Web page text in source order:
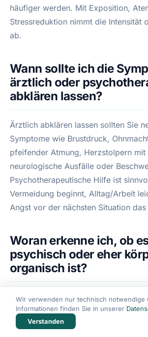
häufiger werden. Mit Exposition,
Stressreduktion nimmt die Intensität
ab.
Wann sollte ich die
ärztlich oder
abklären lassen?
Ärztlich abklären lassen sollten Sie
Symptome wie Brustdruck,
pfeifender Atmung, Herzstolpern mit
neurologische Ausfälle oder
Psychotherapeutische Hilfe ist
Vermeidung beginnt, Alltag/Arbeit
Angst vor der nächsten Situation
Woran erkenne ich, ob
psychisch oder eher
organisch ist?
Ein psychisches Muster ist
Symptome klar an
sich durch Atmungs- und
Wir verwenden nur technisch notwendige
Informationen finden Sie in unserer
Verstanden